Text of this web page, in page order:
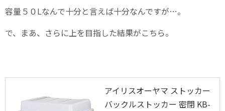
容量５０Lなんで十分と言えば十分なんですが…。
で、まあ、さらに上を目指した結果がこちら。
アイリスオーヤマ ストッカー
バックルストッカー 密閉 KB-